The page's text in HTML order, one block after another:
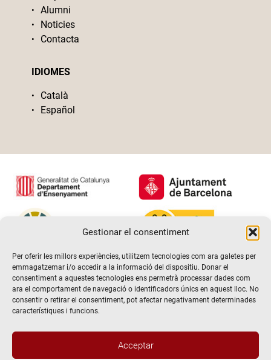
Gestionar el consentiment
Per oferir les millors experiències, utilitzem tecnologies com ara galetes per
emmagatzemar i/o accedir a la informació del dispositiu. Donar el
consentiment a aquestes tecnologies ens permetrà processar dades com
ara el comportament de navegació o identificadors únics en aquest lloc. No
consentir o retirar el consentiment, pot afectar negativament determinades
característiques i funcions.
Acceptar
Alumni
Noticies
Contacta
IDIOMES
Català
Español